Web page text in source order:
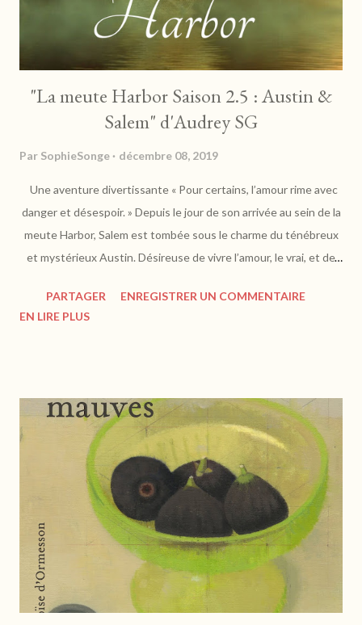
"La meute Harbor Saison 2.5 : Austin &
Salem" d'Audrey SG
Par SophieSonge décembre 08, 2019
Une aventure divertissante « Pour certains, l’amour rime avec
danger et désespoir. » Depuis le jour de son arrivée au sein de la
meute Harbor, Salem est tombée sous le charme du ténébreux
et mystérieux Austin. Désireuse de vivre l’amour, le vrai, et de
ouvrir les yeux... Plongez au cœur de l’histoire d’Austin et Salem
et partez à la découverte des mythes de la meute. Depuis son
rassembler leur attraction réciproque... Les retrouvailles avec
tous nos personnages sont un vrai réconfort. On plonge dans
ce nouvel épisode avec facilité puisqu'ils nous sont familiers
maintenant. Austin et Salem vont ici être au centre des
attentions, leur rapprochement nous tiendra en haleine de bout
PARTAGER
ENREGISTRER UN COMMENTAIRE
EN LIRE PLUS